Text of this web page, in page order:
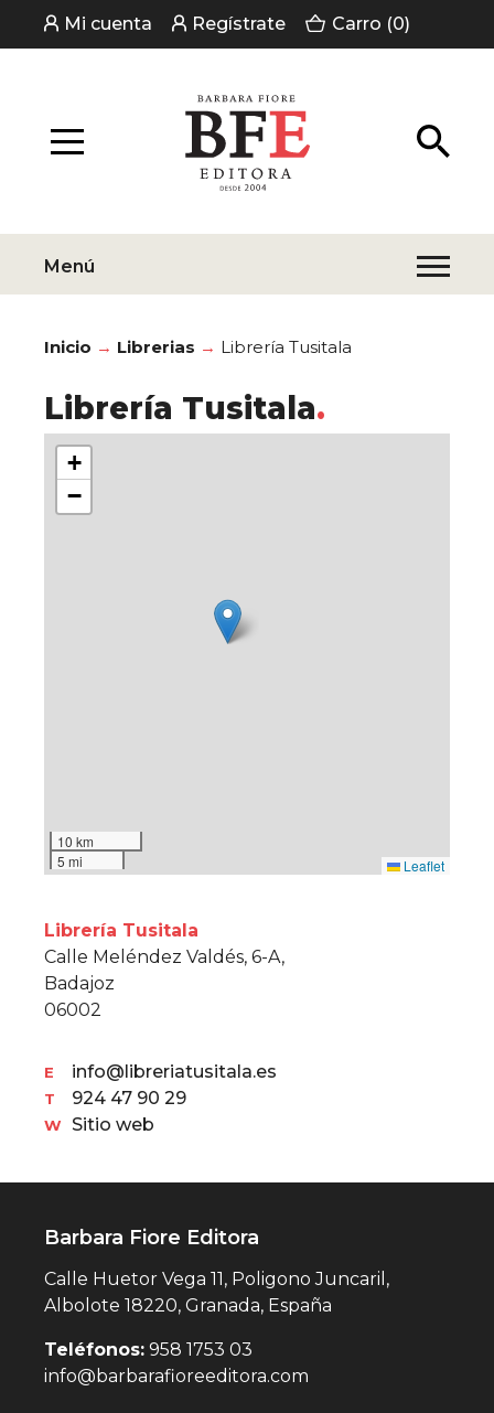
Mi cuenta Regístrate Carro (0)
Menú
Inicio Librerias Librería Tusitala
Librería Tusitala
+
−
10 km
5 mi
Leaflet
Librería Tusitala
Calle Meléndez Valdés, 6-A,
Badajoz
06002
E info@libreriatusitala.es
T 924 47 90 29
W Sitio web
Barbara Fiore Editora
Calle Huetor Vega 11, Poligono Juncaril,
Albolote 18220, Granada, España
Teléfonos: 958 1753 03
info@barbarafioreeditora.com